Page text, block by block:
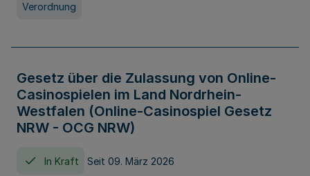
Verordnung
Gesetz über die Zulassung von Online-
Casinospielen im Land Nordrhein-
Westfalen (Online-Casinospiel Gesetz
NRW - OCG NRW)
In Kraft Seit 09. März 2026